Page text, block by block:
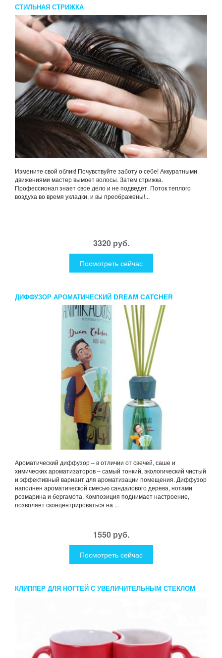
СТИЛЬНАЯ СТРИЖКА
Измените свой облик! Почувствуйте заботу о себе! Аккуратными
движениями мастер вымоет волосы. Затем стрижка.
Профессионал знает свое дело и не подведет. Поток теплого
воздуха во время укладки, и вы преображены!...
3320 руб.
Посмотреть сейчас
ДИФФУЗОР АРОМАТИЧЕСКИЙ DREAM CATCHER
ANIMIKADOS 100 МЛ
Ароматический диффузор – в отличии от свечей, саше и
химических ароматизаторов – самый тонкий, экологический чистый
и эффективный вариант для ароматизации помещения. Диффузор
наполнен ароматической смесью сандалового дерева, нотами
розмарина и бергамота. Композиция поднимает настроение,
позволяет сконцентрироваться на ...
1550 руб.
Посмотреть сейчас
КЛИППЕР ДЛЯ НОГТЕЙ С УВЕЛИЧИТЕЛЬНЫМ СТЕКЛОМ